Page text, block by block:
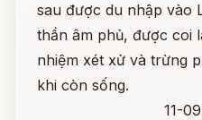
sau được du nhập vào
thần âm phủ, được coi
nhiệm xét xử và trừng
khi còn sống.
11-